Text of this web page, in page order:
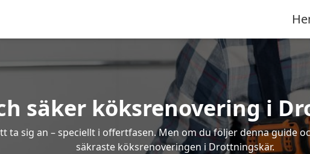
säker köksrenovering i
ta sig an – speciellt i offertfasen. Men om du följer denna guide
säkraste köksrenoveringen i Drottningskär.